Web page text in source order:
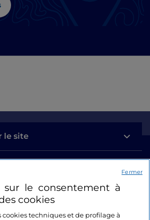
le site
sur le consentement à
cookies
cookies techniques et de profilage à
Fermer